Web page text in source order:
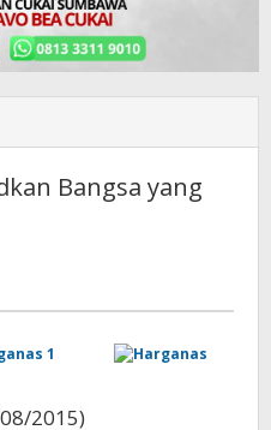
Bangsa yang
2015)